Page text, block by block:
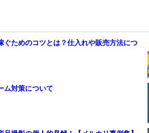
ぐためのコツとは？仕入れや販売方法につ
ム対策について